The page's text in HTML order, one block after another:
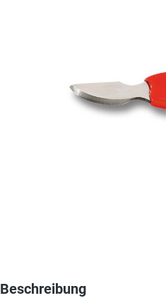
Beschreibung